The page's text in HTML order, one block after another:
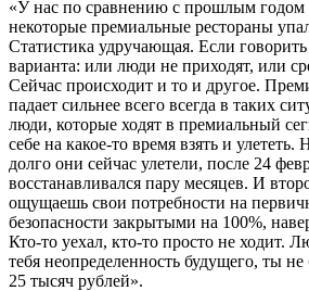
«У нас по сравнению с прошлым годом
некоторые премиальные рестораны
Статистика удручающая. Если
варианта: или люди не приходят, или
Сейчас происходит и то и другое.
падает сильнее всего всегда в таких
люди, которые ходят в премиальный
себе на какое-то время взять и улететь.
долго они сейчас улетели, после 24
восстанавливался пару месяцев. И
ощущаешь свои потребности на
безопасности закрытыми на 100%,
Кто-то уехал, кто-то просто не ходит.
тебя неопределенность будущего, ты
25 тысяч рублей».